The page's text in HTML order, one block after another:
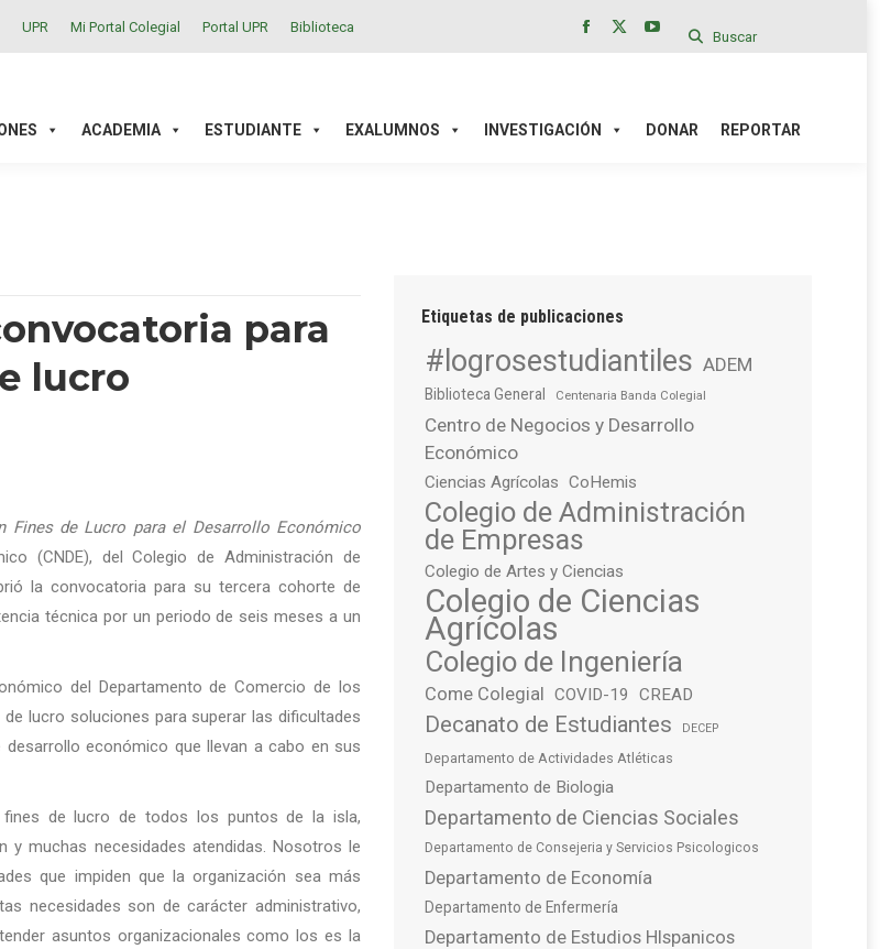
UPR Mi Portal Colegial Portal UPR Biblioteca
in
in
YouTube
in
Buscar
ACADEMIA ESTUDIANTE EXALUMNOS INVESTIGACIÓN DONAR REPORTAR
para
lucro
Fines de Lucro para el Desarrollo Económico
(CNDE), del Colegio de Administración de
la convocatoria para su tercera cohorte de
técnica por un periodo de seis meses a un
del Departamento de Comercio de los
lucro soluciones para superar las dificultades
económico que llevan a cabo en sus
de lucro de todos los puntos de la isla,
y muchas necesidades atendidas. Nosotros le
que impiden que la organización sea más
necesidades son de carácter administrativo,
asuntos organizacionales como los es la
Etiquetas de publicaciones
#logrosestudiantiles ADEM
Biblioteca General Centenaria Banda Colegial
Centro de Negocios y Desarrollo
Económico
Ciencias Agrícolas CoHemis
Colegio de Administración
de Empresas
Colegio de Artes y Ciencias
Colegio de Ciencias
Agrícolas
Colegio de Ingeniería
Come Colegial COVID-19 CREAD
Decanato de Estudiantes DECEP
Departamento de Actividades Atléticas
Departamento de Biologia
Departamento de Ciencias Sociales
Departamento de Consejeria y Servicios Psicologicos
Departamento de Economía
Departamento de Enfermería
Departamento de Estudios HIspanicos